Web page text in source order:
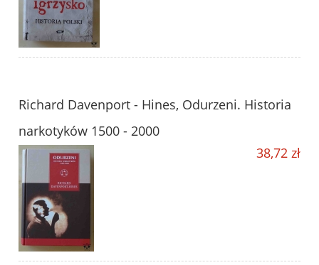
Richard Davenport - Hines, Odurzeni. Historia
narkotyków 1500 - 2000
38,72 zł